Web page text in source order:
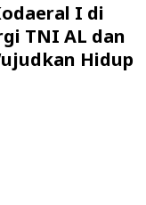
I di
TNI AL dan
Hidup